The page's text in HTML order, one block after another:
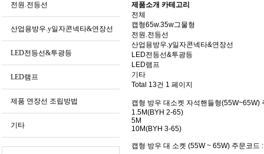
전원.전등선
산업용방우.y일자콘넥타&연장선
LED전등선&투광등
LED램프
제품 연장선 조립방법
기타
제품소개 카테고리
전체
캡형65w.35w그물형
전원.전등선
산업용방우.y일자콘넥타&연장선
LED전등선&투광등
LED램프
기타
Total 13건 1 페이지
캡형 방우 대소켓 자석핸들형(55W~65W)
1.5M(BYH 2-65)
5M
10M(BYH 3-65)
캡형 방우 대 소켓 (55W ~ 65W) 주문코드